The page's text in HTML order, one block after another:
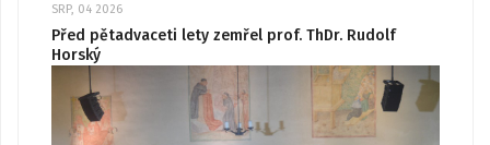
SRP, 04 2026
Před pětadvaceti lety zemřel prof. ThDr. Rudolf
Horský